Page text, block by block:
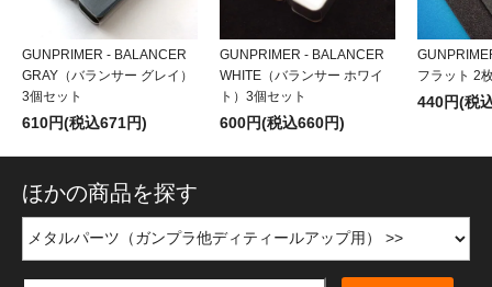
GUNPRIMER - BALANCER
GRAY（バランサー グレイ）
3個セット
610円(税込671円)
GUNPRIMER - BALANCER
WHITE（バランサー ホワイ
ト）3個セット
600円(税込660円)
フラット 2
440円(税
ほかの商品を探す